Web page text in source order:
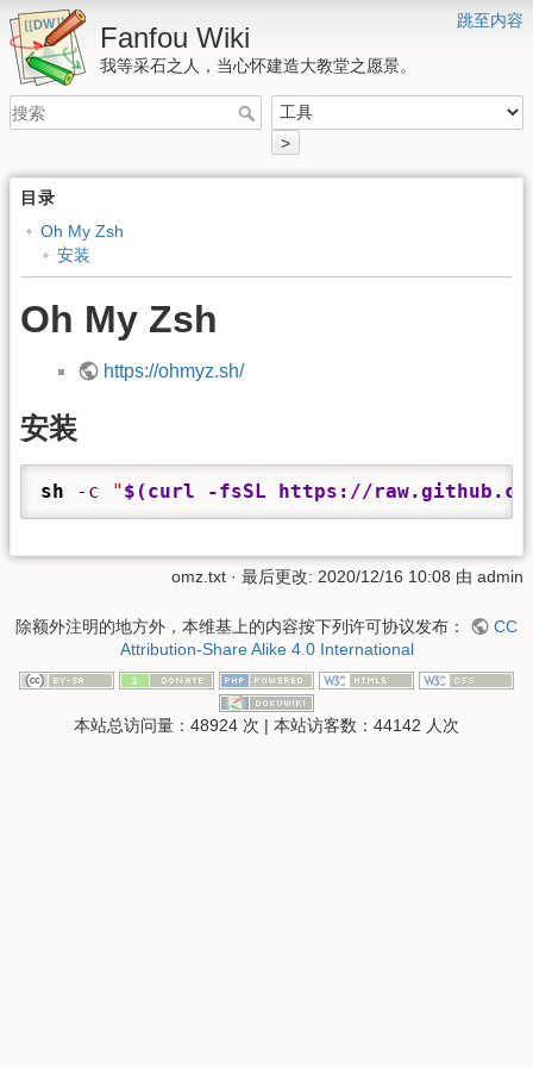
跳至内容
Fanfou Wiki
我等采石之人，当心怀建造大教堂之愿景。
>
目录
Oh My Zsh
安装
Oh My Zsh
https://ohmyz.sh/
安装
sh -c " $(curl -fsSL https://
omz.txt · 最后更改: 2020/12/16 10:08 由 admin
除额外注明的地方外，本维基上的内容按下列许可协议发布：
CC
Attribution-Share Alike 4.0 International
本站总访问量： 48924 次 | 本站访客数： 44142 人次